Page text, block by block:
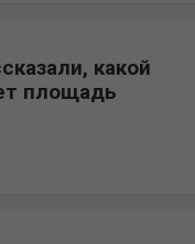
какой
площадь